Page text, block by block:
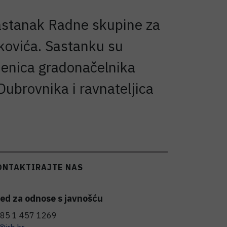
Radne skupine za
Sastanku su
gradonačelnika
i ravnateljica
NAS
za odnose s javnošću
1 457 1269